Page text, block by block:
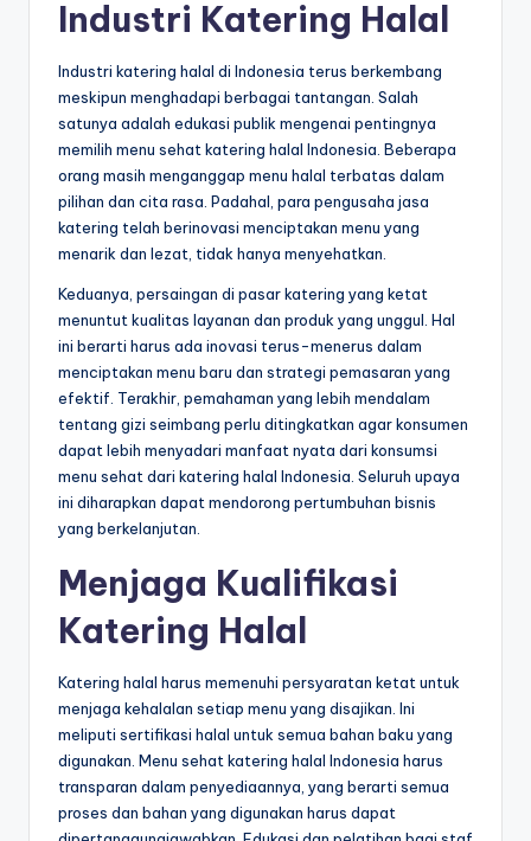
Industri Katering Halal
Industri katering halal di Indonesia terus berkembang
meskipun menghadapi berbagai tantangan. Salah
satunya adalah edukasi publik mengenai pentingnya
memilih menu sehat katering halal Indonesia. Beberapa
orang masih menganggap menu halal terbatas dalam
pilihan dan cita rasa. Padahal, para pengusaha jasa
katering telah berinovasi menciptakan menu yang
menarik dan lezat, tidak hanya menyehatkan.
Keduanya, persaingan di pasar katering yang ketat
menuntut kualitas layanan dan produk yang unggul. Hal
ini berarti harus ada inovasi terus-menerus dalam
menciptakan menu baru dan strategi pemasaran yang
efektif. Terakhir, pemahaman yang lebih mendalam
tentang gizi seimbang perlu ditingkatkan agar konsumen
dapat lebih menyadari manfaat nyata dari konsumsi
menu sehat dari katering halal Indonesia. Seluruh upaya
ini diharapkan dapat mendorong pertumbuhan bisnis
yang berkelanjutan.
Menjaga Kualifikasi
Katering Halal
Katering halal harus memenuhi persyaratan ketat untuk
menjaga kehalalan setiap menu yang disajikan. Ini
meliputi sertifikasi halal untuk semua bahan baku yang
digunakan. Menu sehat katering halal Indonesia harus
transparan dalam penyediaannya, yang berarti semua
proses dan bahan yang digunakan harus dapat